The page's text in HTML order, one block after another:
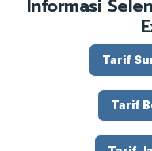
Informasi
Tarif
Tarif